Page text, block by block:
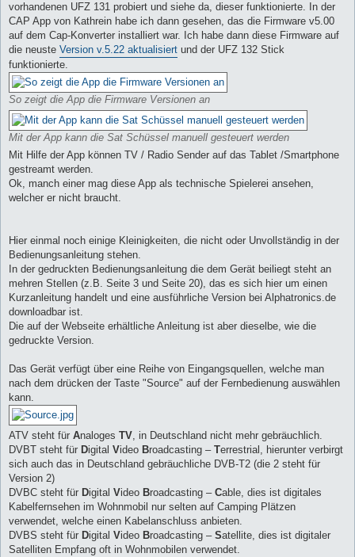
vorhandenen UFZ 131 probiert und siehe da, dieser funktionierte. In der
CAP App von Kathrein habe ich dann gesehen, das die Firmware v5.00
auf dem Cap-Konverter installiert war. Ich habe dann diese Firmware auf
die neuste Version v.5.22 aktualisiert und der UFZ 132 Stick
funktionierte.
So zeigt die App die Firmware Versionen an
Mit der App kann die Sat Schüssel manuell gesteuert werden
Mit Hilfe der App können TV / Radio Sender auf das Tablet /Smartphone
gestreamt werden.
Ok, manch einer mag diese App als technische Spielerei ansehen,
welcher er nicht braucht.
Hier einmal noch einige Kleinigkeiten, die nicht oder Unvollständig in der
Bedienungsanleitung stehen.
In der gedruckten Bedienungsanleitung die dem Gerät beiliegt steht an
mehren Stellen (z.B. Seite 3 und Seite 20), das es sich hier um einen
Kurzanleitung handelt und eine ausführliche Version bei Alphatronics.de
downloadbar ist.
Die auf der Webseite erhältliche Anleitung ist aber dieselbe, wie die
gedruckte Version.
Das Gerät verfügt über eine Reihe von Eingangsquellen, welche man
nach dem drücken der Taste "Source" auf der Fernbedienung auswählen
kann.
ATV steht für Analoges TV, in Deutschland nicht mehr gebräuchlich.
DVBT steht für Digital Video Broadcasting – Terrestrial, hierunter verbirgt
sich auch das in Deutschland gebräuchliche DVB-T2 (die 2 steht für
Version 2)
DVBC steht für Digital Video Broadcasting – Cable, dies ist digitales
Kabelfernsehen im Wohnmobil nur selten auf Camping Plätzen
verwendet, welche einen Kabelanschluss anbieten.
DVBS steht für Digital Video Broadcasting – Satellite, dies ist digitaler
Satelliten Empfang oft in Wohnmobilen verwendet.